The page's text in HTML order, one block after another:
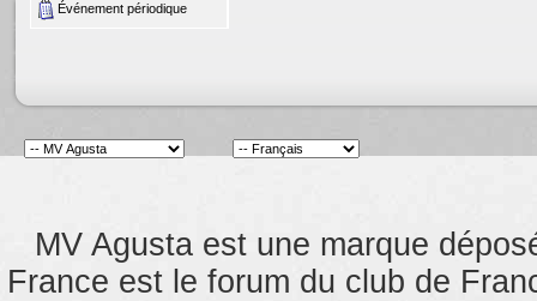
Événement périodique
MV Agusta est une marque
France est le forum du club de